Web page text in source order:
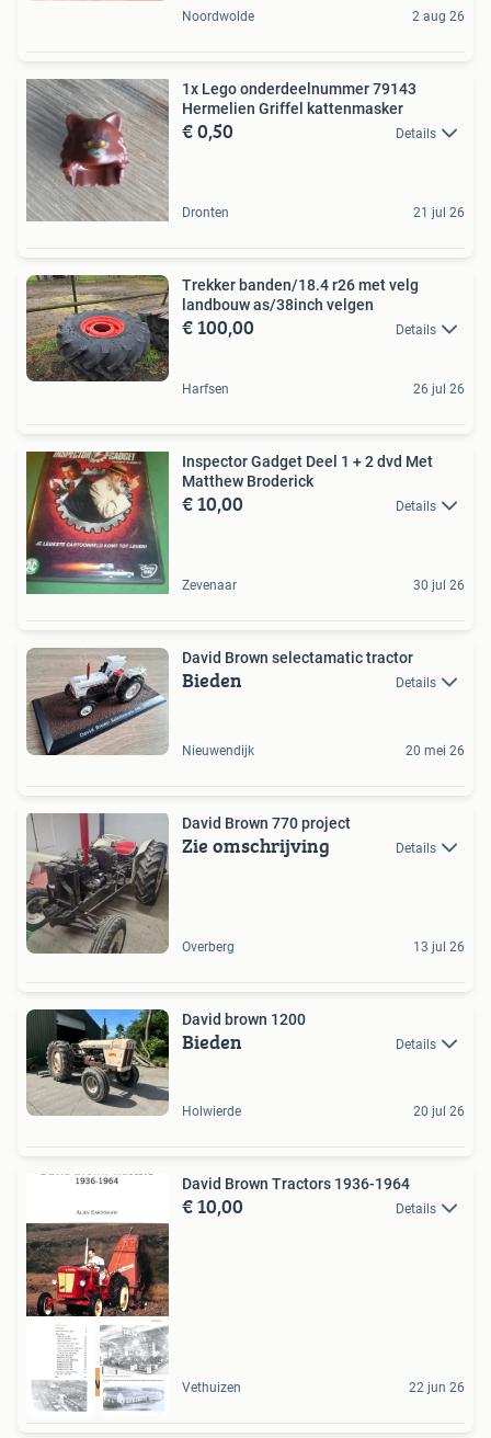
Noordwolde 2 aug 26
1x Lego onderdeelnummer 79143
Hermelien Griffel kattenmasker
€ 0,50 Details
Dronten 21 jul 26
Trekker banden/18.4 r26 met velg
landbouw as/38inch velgen
€ 100,00 Details
Harfsen 26 jul 26
Inspector Gadget Deel 1 + 2 dvd Met
Matthew Broderick
€ 10,00 Details
Zevenaar 30 jul 26
David Brown selectamatic tractor
Bieden Details
Nieuwendijk 20 mei 26
David Brown 770 project
Zie omschrijving Details
Overberg 13 jul 26
David brown 1200
Bieden Details
Holwierde 20 jul 26
Nieuw Boek
David Brown Tractors 1936-1964
€ 10,00 Details
Vethuizen 22 jun 26